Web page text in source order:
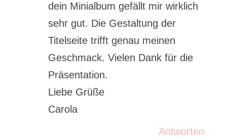
dein Minialbum gefällt mir wirklich
sehr gut. Die Gestaltung der
Titelseite trifft genau meinen
Geschmack. Vielen Dank für die
Präsentation.
Liebe Grüße
Carola
Antworten